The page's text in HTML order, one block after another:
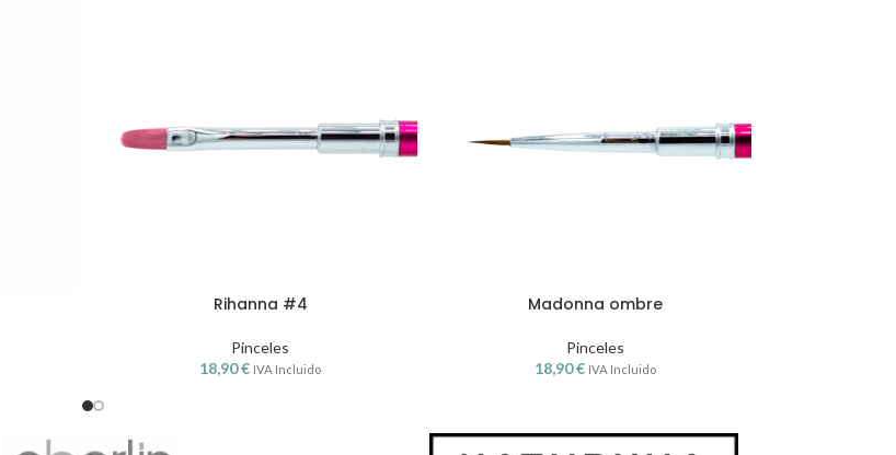
Rihanna #4
Pinceles
18,90€ IVA Incluido
Madonna ombre
Pinceles
18,90€ IVA Incluido